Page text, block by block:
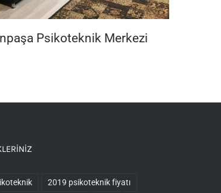
Psikoteknik Merkezi
2019 psikoteknik fiyatı